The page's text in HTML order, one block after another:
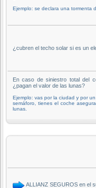
Ejemplo: se declara una tormenta
¿cubren el techo solar si es un
En caso de siniestro total del
¿pagan el valor de las lunas?
Ejemplo: vas por la ciudad y por
semáforo, tienes el coche
lunas.
ALLIANZ SEGUROS en el